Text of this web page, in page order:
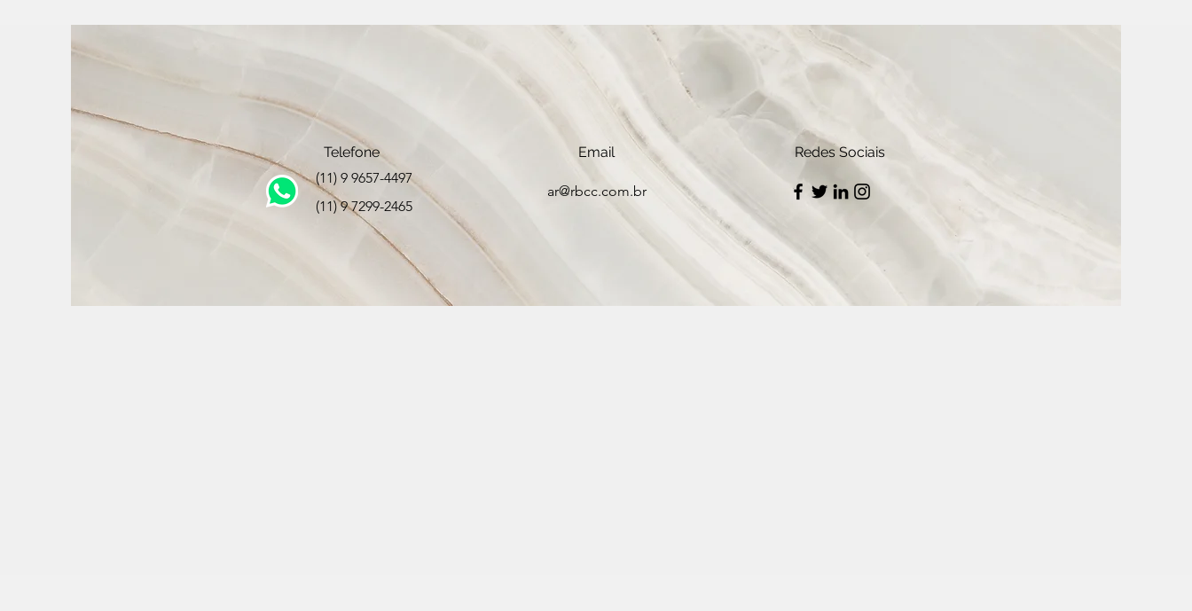
Telefone
(11) 9 9657-4497
(11) 9 7299-2465
Email
ar@rbcc.com.br
Redes Sociais